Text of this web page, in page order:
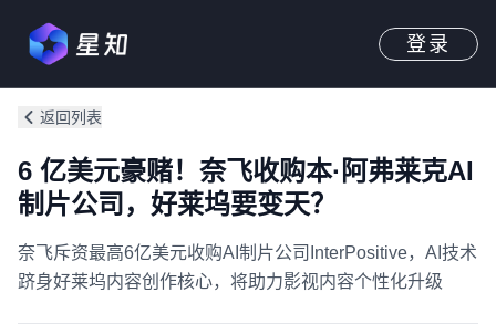
登录
返回列表
6 亿美元豪赌！奈飞收购本·阿弗莱克AI
制片公司，好莱坞要变天？
奈飞斥资最高6亿美元收购AI制片公司InterPositive，AI技术
跻身好莱坞内容创作核心，将助力影视内容个性化升级